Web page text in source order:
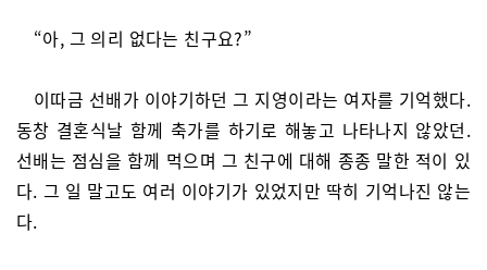
“아, 그 의리 없다는 친구요?”
이따금 선배가 이야기하던 그 지영이라는 여자를 기억했다.
동창 결혼식날 함께 축가를 하기로 해놓고 나타나지 않았던.
선배는 점심을 함께 먹으며 그 친구에 대해 종종 말한 적이 있
다. 그 일 말고도 여러 이야기가 있었지만 딱히 기억나진 않는
다.